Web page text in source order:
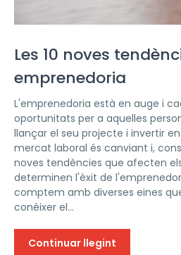
Les 10 noves
emprenedoria
L'emprenedoria està en auge i
oportunitats per a aquelles
llançar el seu projecte i invertir
mercat laboral és canviant i,
noves tendències que afecten
determinen l'èxit de
comptem amb diverses eines
conéixer el...
Continuar llegint